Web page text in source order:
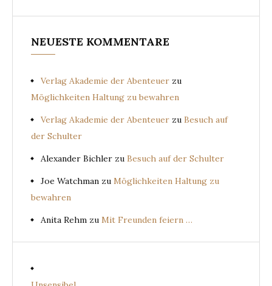
NEUESTE KOMMENTARE
Verlag Akademie der Abenteuer zu
Möglichkeiten Haltung zu bewahren
Verlag Akademie der Abenteuer zu Besuch auf
der Schulter
Alexander Bichler zu Besuch auf der Schulter
Joe Watchman zu Möglichkeiten Haltung zu
bewahren
Anita Rehm zu Mit Freunden feiern …